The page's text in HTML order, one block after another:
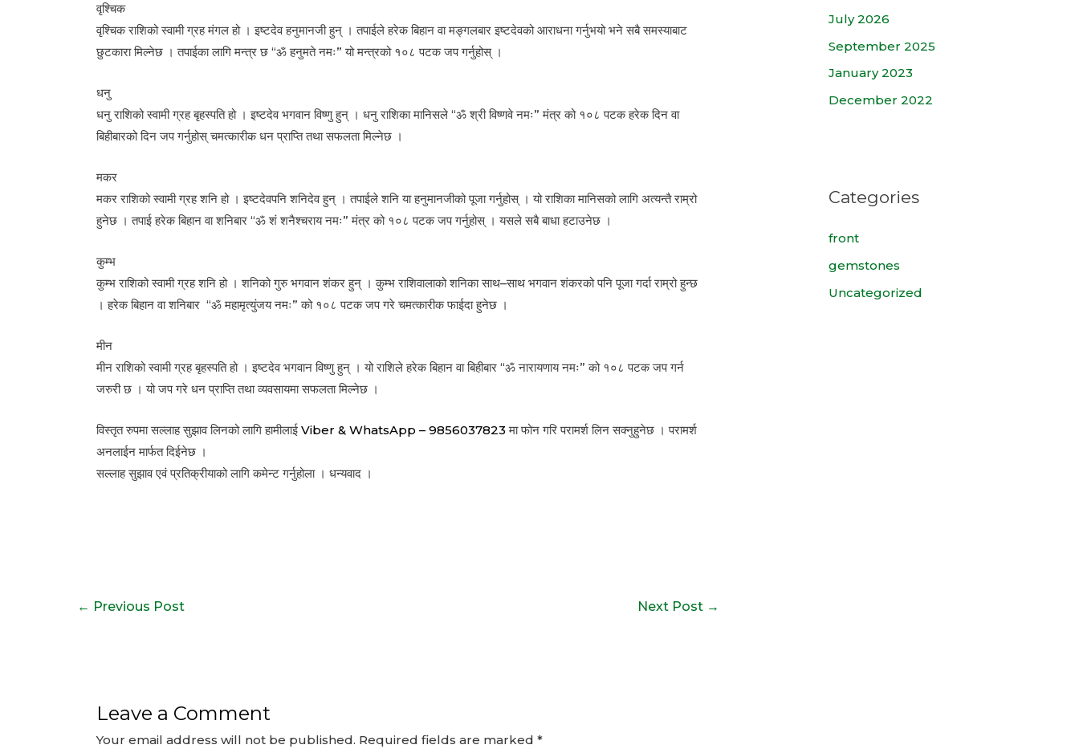
वृश्चिक
वृश्चिक राशिको स्वामी ग्रह मंगल हो । इष्टदेव हनुमानजी हुन् । तपाईले हरेक बिहान वा मङ्गलबार इष्टदेवको आराधना गर्नुभयो भने सबै समस्याबाट
छुटकारा मिल्नेछ । तपाईका लागि मन्त्र छ “ॐ हनुमते नमः” यो मन्त्रको १०८ पटक जप गर्नुहोस् ।
धनु
धनु राशिको स्वामी ग्रह बृहस्पति हो । इष्टदेव भगवान विष्णु हुन् । धनु राशिका मानिसले “ॐ श्री विष्णवे नमः” मंत्र को १०८ पटक हरेक दिन वा
बिहीबारको दिन जप गर्नुहोस् चमत्कारीक धन प्राप्ति तथा सफलता मिल्नेछ ।
मकर
मकर राशिको स्वामी ग्रह शनि हो । इष्टदेवपनि शनिदेव हुन् । तपाईले शनि या हनुमानजीको पूजा गर्नुहोस् । यो राशिका मानिसको लागि अत्यन्तै राम्रो
हुनेछ । तपाई हरेक बिहान वा शनिबार “ॐ शं शनैश्चराय नमः” मंत्र को १०८ पटक जप गर्नुहोस् । यसले सबै बाधा हटाउनेछ ।
कुम्भ
कुम्भ राशिको स्वामी ग्रह शनि हो । शनिको गुरु भगवान शंकर हुन् । कुम्भ राशिवालाको शनिका साथ–साथ भगवान शंकरको पनि पूजा गर्दा राम्रो हुन्छ
। हरेक बिहान वा शनिबार “ॐ महामृत्युंजय नमः” को १०८ पटक जप गरे चमत्कारीक फाईदा हुनेछ ।
मीन
मीन राशिको स्वामी ग्रह बृहस्पति हो । इष्टदेव भगवान विष्णु हुन् । यो राशिले हरेक बिहान वा बिहीबार “ॐ नारायणाय नमः” को १०८ पटक जप गर्न
जरुरी छ । यो जप गरे धन प्राप्ति तथा व्यवसायमा सफलता मिल्नेछ ।
विस्तृत रुपमा सल्लाह सुझाव लिनको लागि हामीलाईViber & WhatsApp – 9856037823 मा फोन गरि परामर्श लिन सक्नुहुनेछ । परामर्श
अनलाईन मार्फत दिईनेछ ।
सल्लाह सुझाव एवं प्रतिक्रीयाको लागि कमेन्ट गर्नुहोला । धन्यवाद ।
← Previous Post Next Post →
Leave a Comment
Your email address will not be published. Required fields are marked*
July 2026
September 2025
January 2023
December 2022
Categories
front
gemstones
Uncategorized